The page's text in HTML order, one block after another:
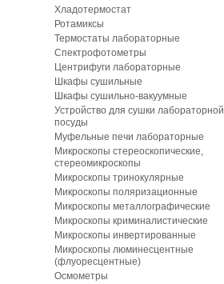
Хладотермостат
Ротамиксы
Термостаты лабораторные
Спектрофотометры
Центрифуги лабораторные
Шкафы сушильные
Шкафы сушильно-вакуумные
Устройство для сушки лабораторной
посуды
Муфельные печи лабораторные
Микроскопы стереоскопические,
стереомикроскопы
Микроскопы тринокулярные
Микроскопы поляризационные
Микроскопы металлографические
Микроскопы криминалистические
Микроскопы инвертированные
Микроскопы люминесцентные
(флуоресцентные)
Осмометры